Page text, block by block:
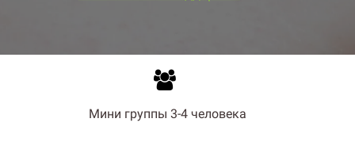
Мини группы 3-4 человека